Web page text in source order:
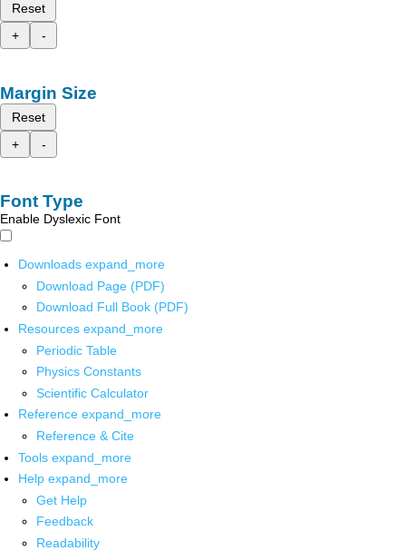
Reset
+
-
Margin Size
Reset
+
-
Font Type
Enable Dyslexic Font
Downloads expand_more
Download Page (PDF)
Download Full Book (PDF)
Resources expand_more
Periodic Table
Physics Constants
Scientific Calculator
Reference expand_more
Reference & Cite
Tools expand_more
Help expand_more
Get Help
Feedback
Readability